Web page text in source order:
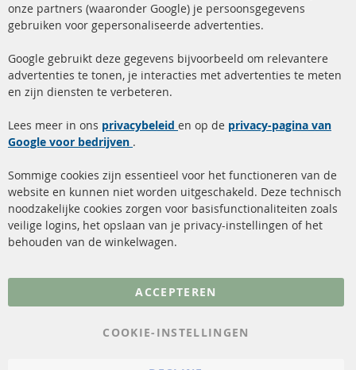
ma-do: 09-17 u, vr Fr 09-16 u
info@contra-automotive.de
facebook
instagram
Snelle links
Roetfilter reiniging
Katalysator (KAT)
sensoren
FAQ
Kundenservice
Verzendingskosten
Contact
Annuleer contract
Gegevensbescherming
onze partners (waaronder Google) je persoonsgegevens
gebruiken voor gepersonaliseerde advertenties.
Google gebruikt deze gegevens bijvoorbeeld om relevantere
advertenties te tonen, je interacties met advertenties te meten
en zijn diensten te verbeteren.
Lees meer in ons privacybeleid en op de privacy-pagina van
Google voor bedrijven .
Sommige cookies zijn essentieel voor het functioneren van de
website en kunnen niet worden uitgeschakeld. Deze technisch
noodzakelijke cookies zorgen voor basisfunctionaliteiten zoals
veilige logins, het opslaan van je privacy-instellingen of het
behouden van de winkelwagen.
ACCEPTEREN
COOKIE-INSTELLINGEN